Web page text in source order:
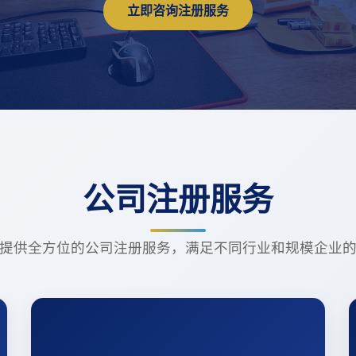
立即咨询注册服务
公司注册服务
供全方位的公司注册服务，满足不同行业和规模企业